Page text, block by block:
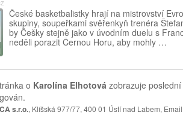
České basketbalistky hrají na mistrovství
skupiny, soupeřkami svěřenkyň trenéra
by Češky stejně jako v úvodním duelu s
neděli porazit Černou Horu, aby mohly …
o Karolína Elhotová zobrazuje
s.r.o., Klíšská 977/77, 400 01 Ústí nad Labem,